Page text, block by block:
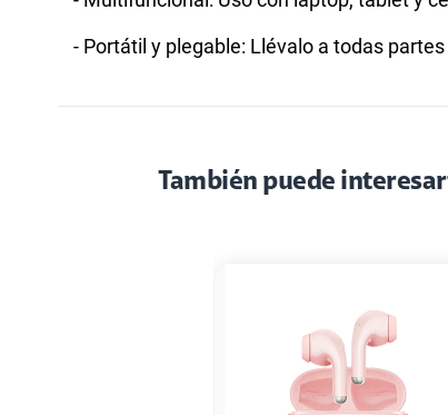
- Portátil y plegable: Llévalo a todas partes
También puede